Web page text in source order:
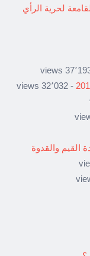
لحرية الرأي
- 32٬032 views
القيم والقدوة